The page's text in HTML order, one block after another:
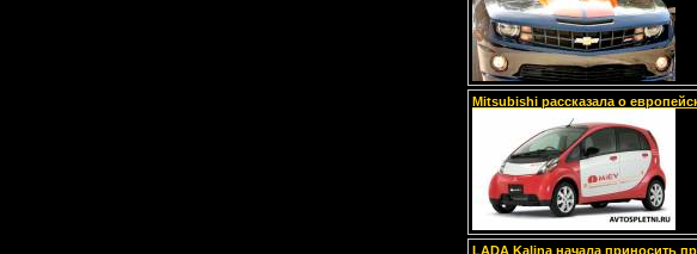
Mitsubishi рассказала о
LADA Kalina начала приносить